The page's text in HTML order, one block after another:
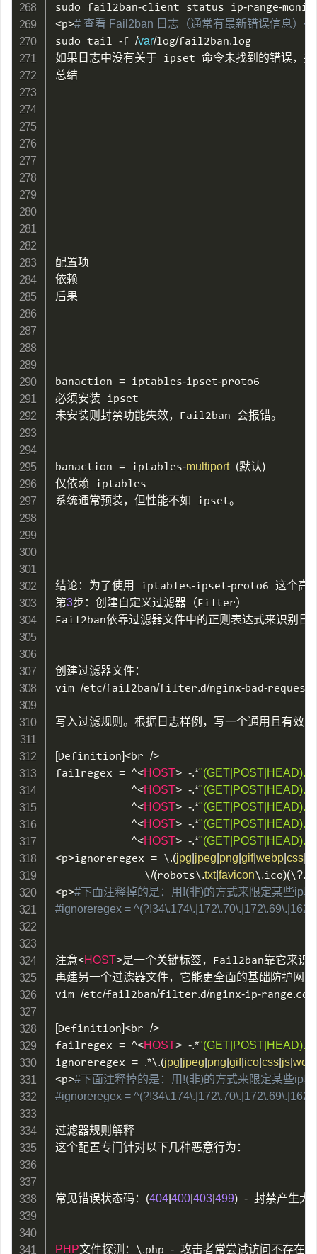
sudo fail2ban-client status ip-range-
<p># 查看 Fail2ban 日志（通常有最新错误信息）
sudo tail -f /var/log/fail2ban.log
如果日志中没有关于 ipset 命令未找到的错误
总结
配置项
依赖
后果
banaction = iptables-ipset-proto6
必须安装 ipset
未安装则封禁功能失效，Fail2ban 会报错。
banaction = iptables-multiport (默认)
仅依赖 iptables
系统通常预装，但性能不如 ipset。
结论：为了使用 iptables-ipset-proto6 这个高
第3步：创建自定义过滤器（Filter）
Fail2ban依靠过滤器文件中的正则表达式来识别日
创建过滤器文件：
vim /etc/fail2ban/filter.d/nginx-bad-request
写入过滤规则。根据日志样例，写一个通用且有效
[Definition]<br />
failregex = ^<HOST> -.*
^<HOST> -.*
^<HOST> -.*
^<HOST> -.*
^<HOST> -.*
<p>ignoreregex = \.(jpg jpeg png gif|webp| css|
              \
/(robots\.txt|favicon\.ico)(\?.
<p>#下面注释掉的是：用!(非)的方式来限定某些ip
#ignoreregex =
注意<HOST>是一个关键标签，Fail2ban靠它来识
再建另一个过滤器文件，它能更全面的基础防护网
vim /etc/fail2ban/filter.d/nginx-ip-range.
[Definition]<br />
failregex = ^<HOST> -.*
ignoreregex = .*\.(jpg jpeg png gif| ico| css| js| woff
<p>#下面注释掉的是：用!(非)的方式来限定某些ip
#ignoreregex =
过滤器规则解释
这个配置专门针对以下几种恶意行为：
常见错误状态码： (404| 400| 403| 499) - 封禁产生大
PHP文件探测：\.php - 攻击者常尝试访问不存在